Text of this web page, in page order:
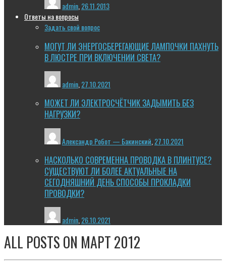
admin 26.11.2013
Ответы на вопросы
Задать свой вопрос
МОГУТ ЛИ ЭНЕРГОСБЕРЕГАЮЩИЕ ЛАМПОЧКИ ПАХНУТЬ
В ЛЮСТРЕ ПРИ ВКЛЮЧЕНИИ СВЕТА?
admin 27.10.2021
МОЖЕТ ЛИ ЭЛЕКТРОСЧЁТЧИК ЗАДЫМИТЬ БЕЗ
НАГРУЗКИ?
Александр Робот — Бакинский 27.10.2021
НАСКОЛЬКО СОВРЕМЕННА ПРОВОДКА В ПЛИНТУСЕ?
СУЩЕСТВУЮТ ЛИ БОЛЕЕ АКТУАЛЬНЫЕ НА
СЕГОДНЯШНИЙ ДЕНЬ СПОСОБЫ ПРОКЛАДКИ
ПРОВОДКИ?
admin,26.10.2021
ALL POSTS ON МАРТ 2012